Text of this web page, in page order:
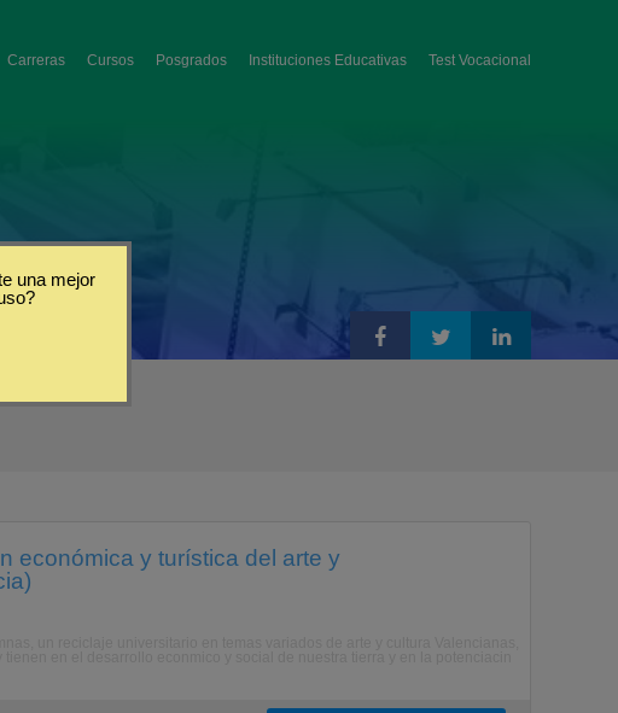
Carreras Cursos Posgrados Instituciones Educativas Test Vocacional
económica y turística del arte y
una mejor